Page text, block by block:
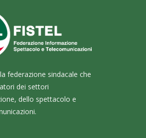
federazione sindacale che
dei settori
dello spettacolo e